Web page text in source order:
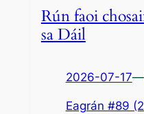
Rún faoi
sa Dáil
2026-07-17—
Eagrán #89